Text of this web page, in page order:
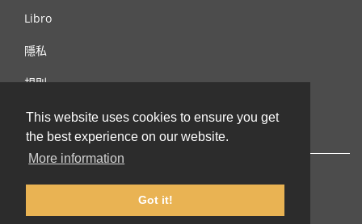
This website uses cookies to ensure you get
the best experience on our website.
More information
Got it!
Libro
隱私
規則
連絡我們
© 2002-2026 lernu.net |Impressum